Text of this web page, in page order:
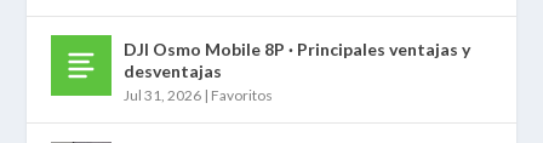
DJI Osmo Mobile 8P · Principales ventajas y
desventajas
Jul 31, 2026 | Favoritos